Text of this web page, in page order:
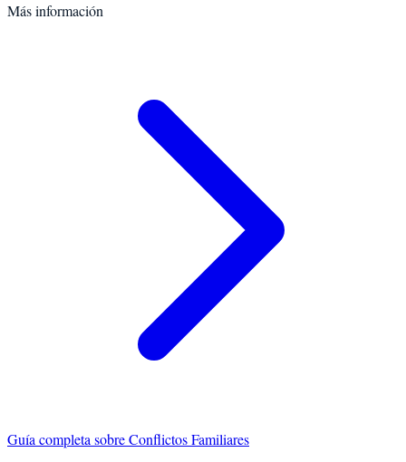
Más información
Guía completa sobreConflictos Familiares